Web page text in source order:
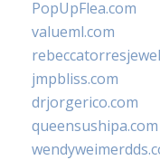
PopUpFlea.com
valueml.com
jmpbliss.com
drjorgerico.com
queensushipa.com